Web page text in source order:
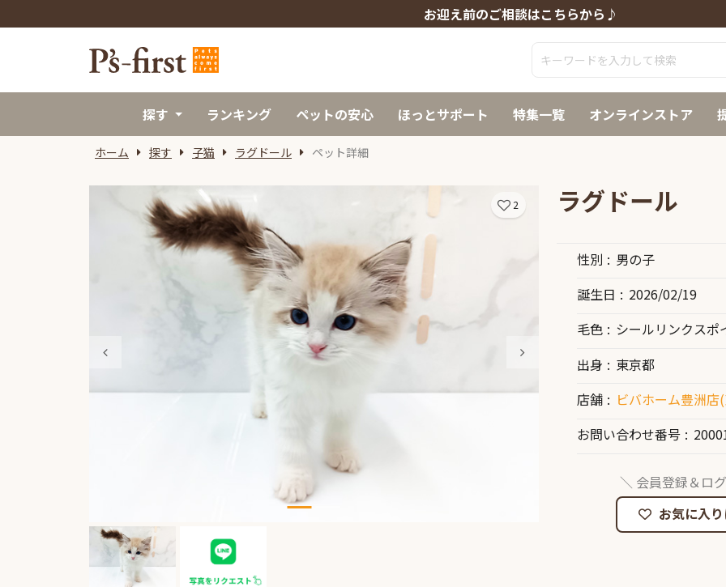
お迎え前のご相談はこちらから♪
探す ランキング ペットの安心 ほっとサポート 特集一覧 オンラインストア
ホーム 探す 子猫 ラグドール ペット詳細
2 ラグドール
性別
男の子
誕生日
2026/02/19
毛色
シールリンクスポ
出身
東京都
店舗
ビバホーム豊洲店
お問い合わせ番号
＼ 会員登録＆ロ
お気に入